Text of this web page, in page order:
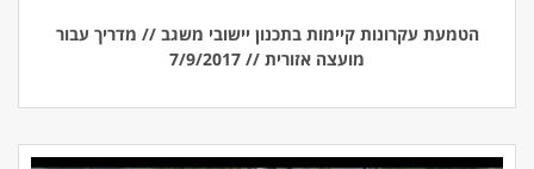
הטמעת עקרונות קיימות בתכנון יישובי משגב // מדריך עבור
מועצה אזורית // 7/9/2017